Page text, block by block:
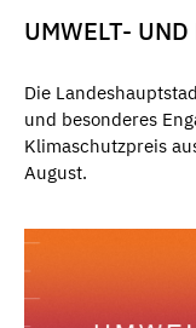
UMWELT-
Die
und besonderes
Klimaschutzpreis
August.